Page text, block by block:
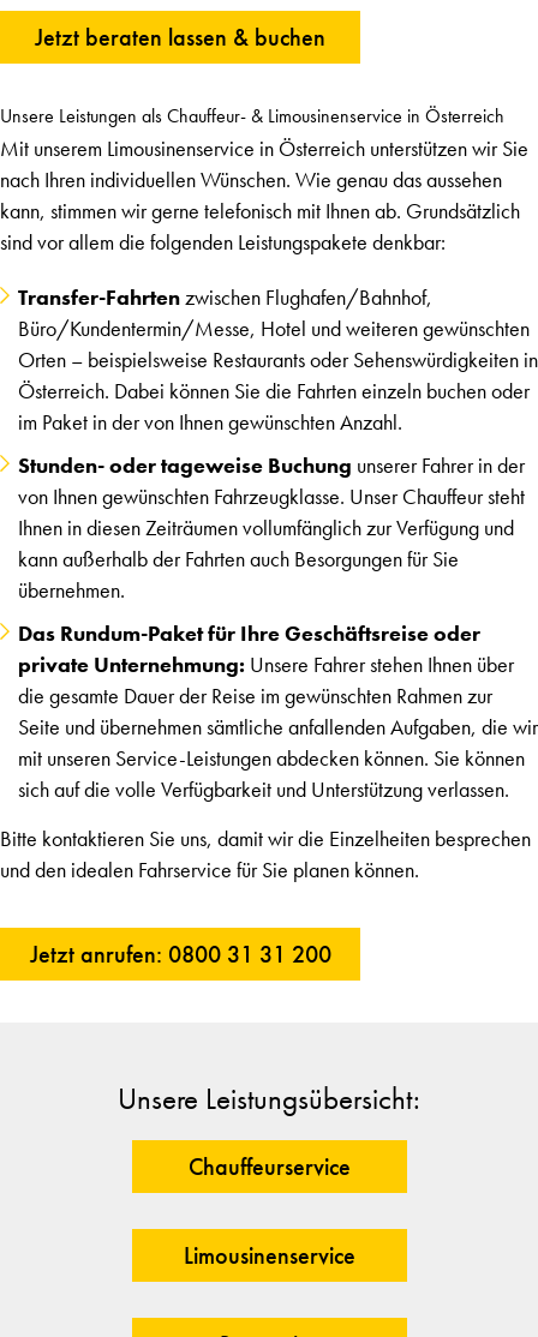
Jetzt beraten lassen & buchen
Unsere Leistungen als Chauffeur- & Limousinenservice in Österreich
Mit unserem Limousinenservice in Österreich unterstützen wir Sie
nach Ihren individuellen Wünschen. Wie genau das aussehen
kann, stimmen wir gerne telefonisch mit Ihnen ab. Grundsätzlich
sind vor allem die folgenden Leistungspakete denkbar:
Transfer-Fahrten zwischen Flughafen/Bahnhof,
Büro/Kundentermin/Messe, Hotel und weiteren gewünschten
Orten – beispielsweise Restaurants oder Sehenswürdigkeiten in
Österreich. Dabei können Sie die Fahrten einzeln buchen oder
im Paket in der von Ihnen gewünschten Anzahl.
Stunden- oder tageweise Buchung unserer Fahrer in der
von Ihnen gewünschten Fahrzeugklasse. Unser Chauffeur steht
Ihnen in diesen Zeiträumen vollumfänglich zur Verfügung und
kann außerhalb der Fahrten auch Besorgungen für Sie
übernehmen.
Das Rundum-Paket für Ihre Geschäftsreise oder
private Unternehmung: Unsere Fahrer stehen Ihnen über
die gesamte Dauer der Reise im gewünschten Rahmen zur
Seite und übernehmen sämtliche anfallenden Aufgaben, die wir
mit unseren Service-Leistungen abdecken können. Sie können
sich auf die volle Verfügbarkeit und Unterstützung verlassen.
Bitte kontaktieren Sie uns, damit wir die Einzelheiten besprechen
und den idealen Fahrservice für Sie planen können.
Jetzt anrufen: 0800 31 31 200
Unsere Leistungsübersicht:
Chauffeurservice
Limousinenservice